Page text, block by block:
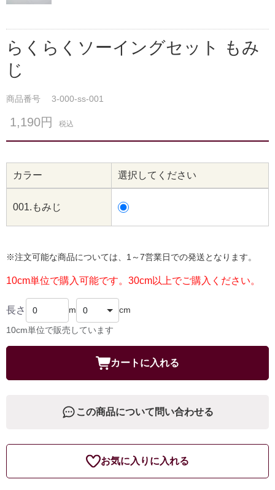
らくらくソーイングセット もみ
じ
商品番号 3-000-ss-001
1,190円 税込
カラー 選択してください
001.もみじ
※注文可能な商品については、1～7営業日での発送となります。
10cm単位で購入可能です。30cm以上でご購入ください。
長さ m cm
10cm単位で販売しています
カートに入れる
この商品について問い合わせる
お気に入りに入れる